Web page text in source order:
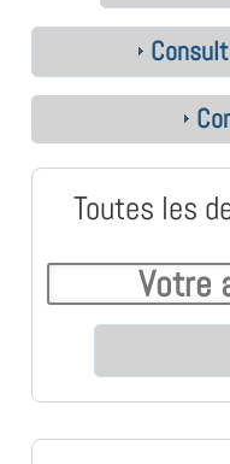
Toutes les